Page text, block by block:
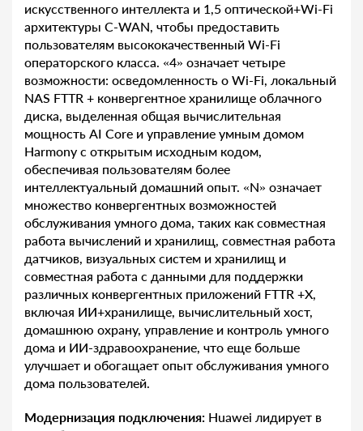
искусственного интеллекта и 1,5 оптической+Wi-Fi
архитектуры C-WAN, чтобы предоставить
пользователям высококачественный Wi-Fi
операторского класса. «4» означает четыре
возможности: осведомленность о Wi-Fi, локальный
NAS FTTR + конвергентное хранилище облачного
диска, выделенная общая вычислительная
мощность AI Core и управление умным домом
Harmony с открытым исходным кодом,
обеспечивая пользователям более
интеллектуальный домашний опыт. «N» означает
множество конвергентных возможностей
обслуживания умного дома, таких как совместная
работа вычислений и хранилищ, совместная работа
датчиков, визуальных систем и хранилищ и
совместная работа с данными для поддержки
различных конвергентных приложений FTTR +X,
включая ИИ+хранилище, вычислительный хост,
домашнюю охрану, управление и контроль умного
дома и ИИ-здравоохранение, что еще больше
улучшает и обогащает опыт обслуживания умного
дома пользователей.
Модернизация подключения: Huawei лидирует в